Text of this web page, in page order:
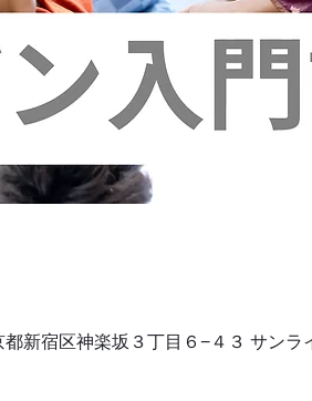
新宿区神楽坂３丁目６−４３ サンラ